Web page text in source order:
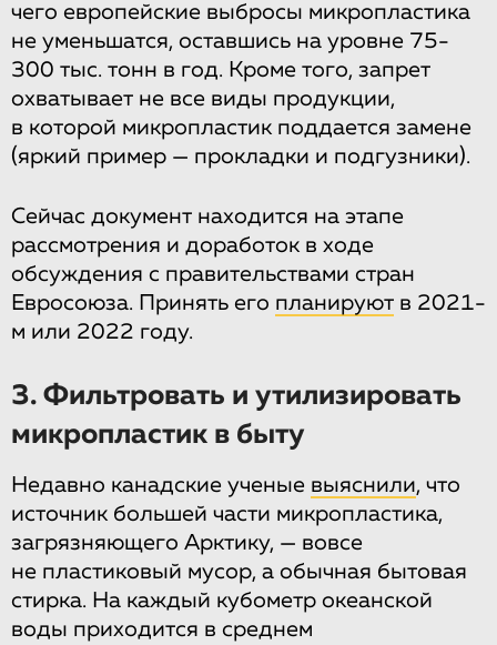
чего европейские выбросы микропластика
не уменьшатся, оставшись на уровне 75-
300 тыс. тонн в год. Кроме того, запрет
охватывает не все виды продукции,
в которой микропластик поддается замене
(яркий пример — прокладки и подгузники).
Сейчас документ находится на этапе
рассмотрения и доработок в ходе
обсуждения с правительствами стран
Евросоюза. Принять его планируют в 2021-
м или 2022 году.
3. Фильтровать и утилизировать
микропластик в быту
Недавно канадские ученые выяснили, что
источник большей части микропластика,
загрязняющего Арктику, — вовсе
не пластиковый мусор, а обычная бытовая
стирка. На каждый кубометр океанской
воды приходится в среднем